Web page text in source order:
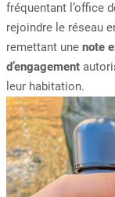
fréquentant l’office
rejoindre le réseau
remettant une note
d’engagement
leur habitation.